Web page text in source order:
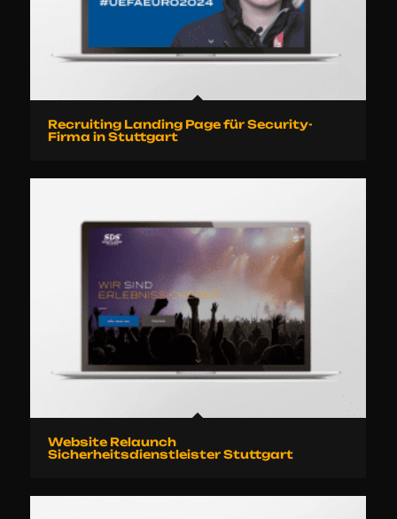
Recruiting Landing Page für Security-
Firma in Stuttgart
Website Relaunch
Sicherheitsdienstleister Stuttgart